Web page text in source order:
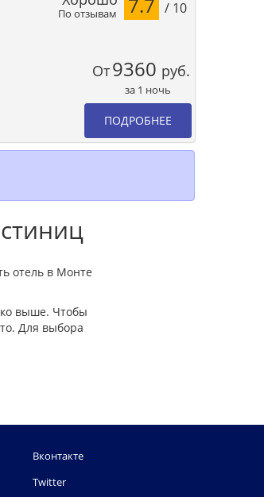
По отзывам / 10
От9360 руб.
за 1 ночь
ПОДРОБНЕЕ
отель в Монте
выше. Чтобы
Для выбора
Вконтакте
Twitter